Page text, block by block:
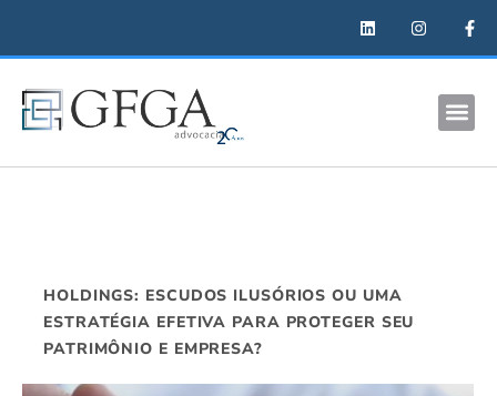
HOLDINGS: ESCUDOS ILUSÓRIOS OU UMA
ESTRATÉGIA EFETIVA PARA PROTEGER SEU
PATRIMÔNIO E EMPRESA?